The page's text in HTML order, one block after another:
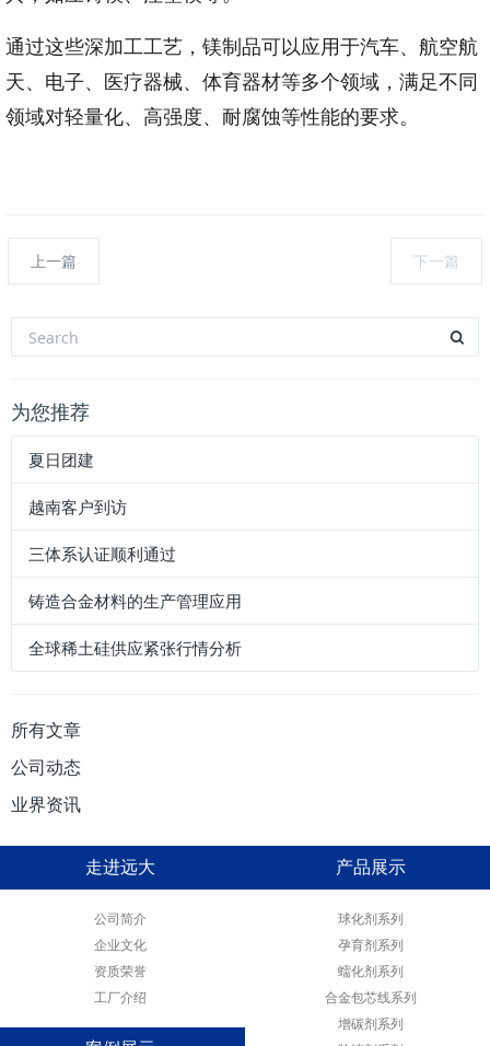
通过这些深加工工艺，镁制品可以应用于汽车、航空航
天、电子、医疗器械、体育器材等多个领域，满足不同
领域对轻量化、高强度、耐腐蚀等性能的要求。
上一篇 下一篇
为您推荐
夏日团建
越南客户到访
三体系认证顺利通过
铸造合金材料的生产管理应用
全球稀土硅供应紧张行情分析
所有文章
公司动态
业界资讯
走进远大
公司简介
企业文化
资质荣誉
工厂介绍
产品展示
球化剂系列
孕育剂系列
蠕化剂系列
合金包芯线系列
增碳剂系列